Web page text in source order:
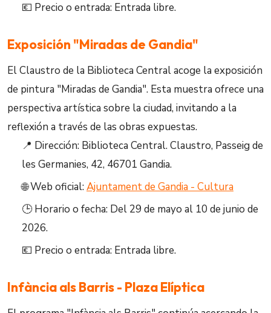
💶 Precio o entrada: Entrada libre.
Exposición "Miradas de Gandia"
El Claustro de la Biblioteca Central acoge la exposición
de pintura "Miradas de Gandia". Esta muestra ofrece una
perspectiva artística sobre la ciudad, invitando a la
reflexión a través de las obras expuestas.
📍 Dirección: Biblioteca Central. Claustro, Passeig de
les Germanies, 42, 46701 Gandia.
🌐 Web oficial:Ajuntament de Gandia - Cultura
🕒 Horario o fecha: Del 29 de mayo al 10 de junio de
2026.
💶 Precio o entrada: Entrada libre.
Infància als Barris - Plaza Elíptica